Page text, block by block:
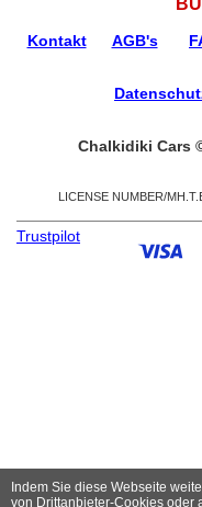
Indem Sie diese Webseite
von Drittanbieter-Cookies oder
Kontakt AGB's
Chalkidiki Cars ©
LICENSE NUMBER/
Trustpilot